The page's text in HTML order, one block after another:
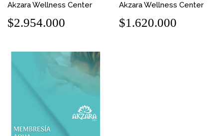
Akzara Wellness Center
$2.954.000
Akzara Wellness Center
$1.620.000